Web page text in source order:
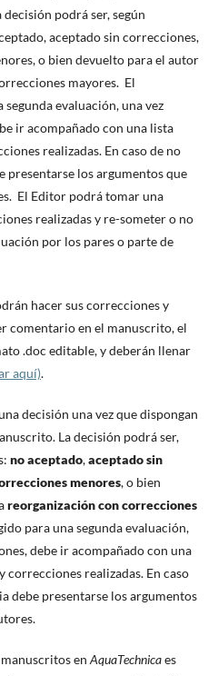
podrá ser, según
aceptado sin correcciones,
o bien devuelto para el autor
mayores. El
evaluación, una vez
ir acompañado con una lista
realizadas. En caso de no
presentarse los argumentos que
El Editor podrá tomar una
realizadas y re-someter o no
por los pares o parte de
hacer sus correcciones y
comentario en el manuscrito, el
.doc editable, y deberán llenar
aquí).
decisión una vez que dispongan
La decisión podrá ser,
no aceptado,aceptado sin
menores, o bien
reorganización con correcciones
para una segunda evaluación,
debe ir acompañado con una
correcciones realizadas. En caso
debe presentarse los argumentos
en AquaTechnicaes